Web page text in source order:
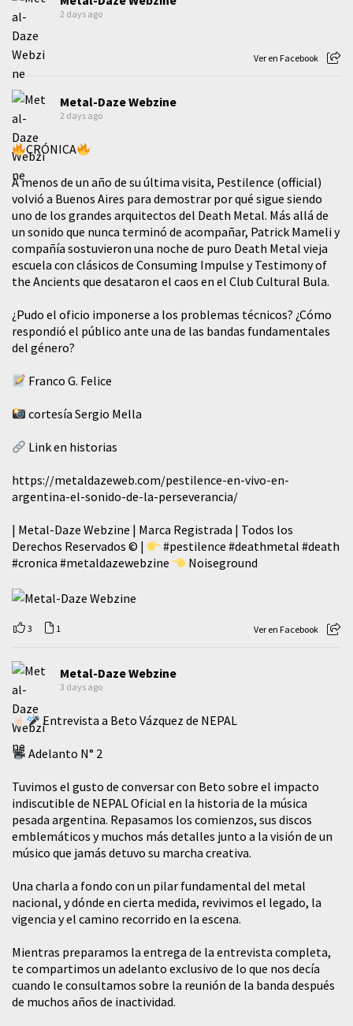
2 days ago
Ver en Facebook
Metal-Daze Webzine
2 days ago
CRÓNICA
A menos de un año de su última visita, Pestilence (official)
volvió a Buenos Aires para demostrar por qué sigue siendo
uno de los grandes arquitectos del Death Metal. Más allá de
un sonido que nunca terminó de acompañar, Patrick Mameli y
compañía sostuvieron una noche de puro Death Metal vieja
escuela con clásicos de Consuming Impulse y Testimony of
the Ancients que desataron el caos en el Club Cultural Bula.
¿Pudo el oficio imponerse a los problemas técnicos? ¿Cómo
respondió el público ante una de las bandas fundamentales
del género?
Franco G. Felice
cortesía Sergio Mella
Link en historias
https://metaldazeweb.com/pestilence-en-vivo-en-
argentina-el-sonido-de-la-perseverancia/
| Metal-Daze Webzine | Marca Registrada | Todos los
Derechos Reservados © |
#pestilence #deathmetal #death
#cronica #metaldazewebzine Noiseground
3 1 Ver en Facebook
Metal-Daze Webzine
3 days ago
Entrevista a Beto Vázquez de NEPAL
Adelanto N° 2
Tuvimos el gusto de conversar con Beto sobre el impacto
indiscutible de NEPAL Oficial en la historia de la música
pesada argentina. Repasamos los comienzos, sus discos
emblemáticos y muchos más detalles junto a la visión de un
músico que jamás detuvo su marcha creativa.
​Una charla a fondo con un pilar fundamental del metal
nacional, y dónde en cierta medida, revivimos el legado, la
vigencia y el camino recorrido en la escena.
Mientras preparamos la entrega de la entrevista completa,
te compartimos un adelanto exclusivo de lo que nos decía
cuando le consultamos sobre la reunión de la banda después
de muchos años de inactividad.